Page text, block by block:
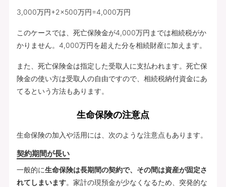
3,000万円+2×500万円=4,000万円
このケースでは、死亡保険金が4,000万円までは相続税がか
かりません。4,000万円を超えた分を相続財産に加えます。
また、死亡保険金は指定した受取人に支払われます。死亡保
険金の使い方は受取人の自由ですので、相続税納付資金にあ
てるという方法もあります。
生命保険の注意点
生命保険の加入や活用には、次のような注意点もあります。
契約期間が長い
一般的に生命保険は長期間の契約で、その間は資産が固定さ
れてしまいます。家計の現預金が少なくなるため、突発的な